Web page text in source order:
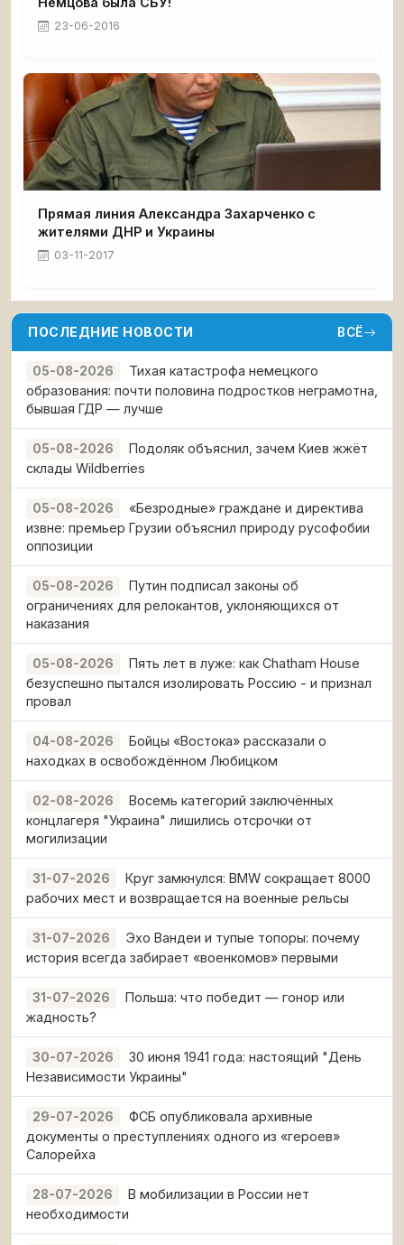
23-06-2016
Прямая линия Александра Захарченко с
жителями ДНР и Украины
03-11-2017
ПОСЛЕДНИЕ НОВОСТИ ВСЁ
05-08-2026
Тихая катастрофа немецкого
образования: почти половина подростков неграмотна,
бывшая ГДР — лучше
05-08-2026
Подоляк объяснил, зачем Киев жжёт
склады Wildberries
05-08-2026
«Безродные» граждане и директива
извне: премьер Грузии объяснил природу русофобии
оппозиции
05-08-2026
Путин подписал законы об
ограничениях для релокантов, уклоняющихся от
наказания
05-08-2026
Пять лет в луже: как Chatham House
безуспешно пытался изолировать Россию - и признал
провал
04-08-2026
Бойцы «Востока» рассказали о
находках в освобождённом Любицком
02-08-2026
Восемь категорий заключённых
концлагеря "Украина" лишились отсрочки от
могилизации
31-07-2026
Круг замкнулся: BMW сокращает 8000
рабочих мест и возвращается на военные рельсы
31-07-2026
Эхо Вандеи и тупые топоры: почему
история всегда забирает «военкомов» первыми
31-07-2026
Польша: что победит — гонор или
жадность?
30-07-2026
30 июня 1941 года: настоящий "День
Независимости Украины"
29-07-2026
ФСБ опубликовала архивные
документы о преступлениях одного из «героев»
Салорейха
28-07-2026
В мобилизации в России нет
необходимости